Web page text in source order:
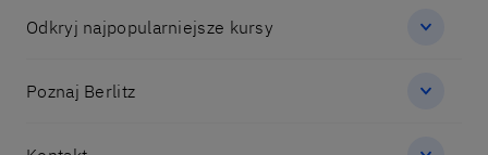
Odkryj najpopularniejsze kursy
Poznaj Berlitz